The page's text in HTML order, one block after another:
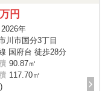
円
年
川市国分3丁目
国府台 徒歩28分
90.87㎡
117.70㎡